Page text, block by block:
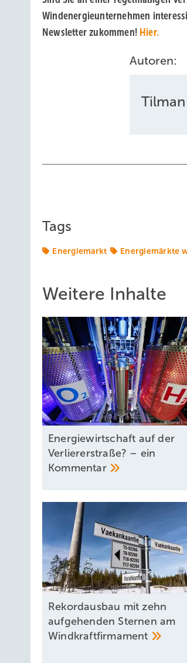
Windenergieunternehmen
Newsletter zukommen! Hier.
Autoren:
Tags
Energiemarkt Energiemärkte
Weitere Inhalte
Energiewirtschaft auf der
Verliererstraße? – ein
Kommentar
Rekordausbau mit zehn
aufgehenden Sternen am
Windkraftfirmament